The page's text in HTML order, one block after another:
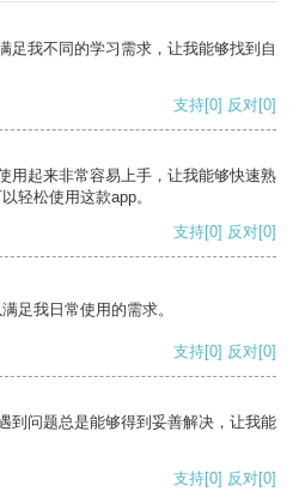
足我不同的学习需求，让我能够找到自
支持[0] 反对[0]
用起来非常容易上手，让我能够快速熟
轻松使用这款app。
支持[0] 反对[0]
足我日常使用的需求。
支持[0] 反对[0]
到问题总是能够得到妥善解决，让我能
支持[0] 反对[0]